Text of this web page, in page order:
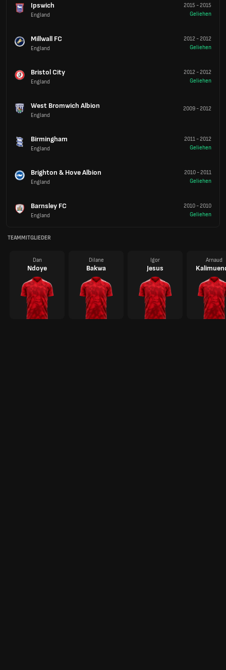
Ipswich
England
2015 -2015
Geliehen
Millwall FC
England
2012-2012
Geliehen
Bristol City
England
2012-2012
Geliehen
West Bromwich Albion
England
2009-2012
Birmingham
England
2011-2012
Geliehen
Brighton & Hove Albion
England
2010-2011
Geliehen
Barnsley FC
England
2010-2010
Geliehen
TEAMMITGLIEDER
Dan
Ndoye
Dilane
Bakwa
Igor
Jesus
Arnaud